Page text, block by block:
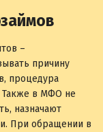
–
причину
процедура
Также в МФО не
назначают
При обращении в